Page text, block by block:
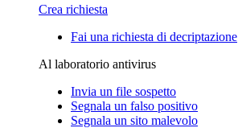
Crea richiesta
Fai una richiesta di decriptazione
Al laboratorio antivirus
Invia un file sospetto
Segnala un falso positivo
Segnala un sito malevolo